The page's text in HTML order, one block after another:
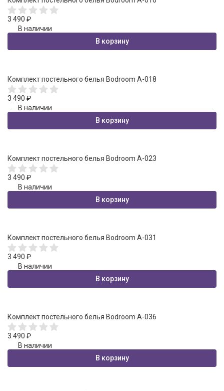
3 490 ₽
В наличии
В корзину
Комплект постельного белья Bodroom A-018
3 490 ₽
В наличии
В корзину
Комплект постельного белья Bodroom A-023
3 490 ₽
В наличии
В корзину
Комплект постельного белья Bodroom A-031
3 490 ₽
В наличии
В корзину
Комплект постельного белья Bodroom A-036
3 490 ₽
В наличии
В корзину